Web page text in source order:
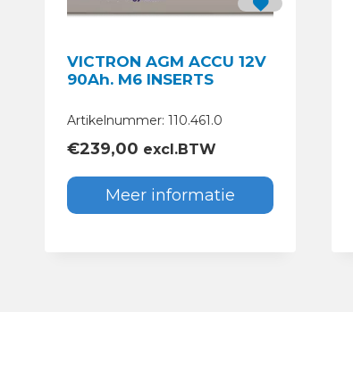
VICTRON AGM ACCU 12V
90Ah. M6 INSERTS
Artikelnummer: 110.461.0
€239,00 excl.BTW
Meer informatie